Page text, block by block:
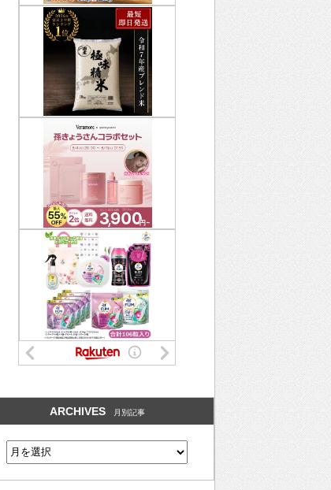
ARCHIVES 月別記事